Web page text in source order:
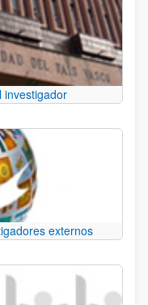
investigador
externos